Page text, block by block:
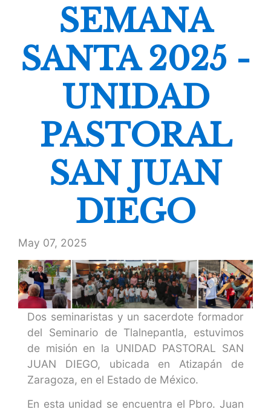
SEMANA
SANTA 2025 -
UNIDAD
PASTORAL
SAN JUAN
DIEGO
May 07, 2025
Dos seminaristas y un sacerdote formador
del Seminario de Tlalnepantla, estuvimos
de misión en la UNIDAD PASTORAL SAN
JUAN DIEGO, ubicada en Atizapán de
Zaragoza, en el Estado de México.
En esta unidad se encuentra el Pbro. Juan